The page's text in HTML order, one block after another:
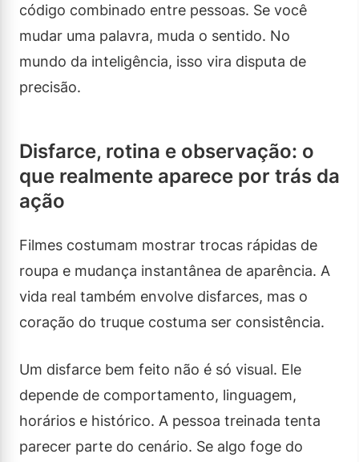
código combinado entre pessoas. Se você
mudar uma palavra, muda o sentido. No
mundo da inteligência, isso vira disputa de
precisão.
Disfarce, rotina e observação: o
que realmente aparece por trás da
ação
Filmes costumam mostrar trocas rápidas de
roupa e mudança instantânea de aparência. A
vida real também envolve disfarces, mas o
coração do truque costuma ser consistência.
Um disfarce bem feito não é só visual. Ele
depende de comportamento, linguagem,
horários e histórico. A pessoa treinada tenta
parecer parte do cenário. Se algo foge do